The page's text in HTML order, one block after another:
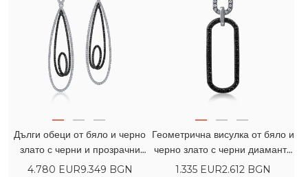
Дълги обеци от бяло и черно
злато с черни и прозрачни
диаманти 2.21кт
4.780 EUR9.349 BGN
Геометрична висулка от бяло и
черно злато с черни диаманти
0.3кт и прозрачни диаманти
1.335 EUR2.612 BGN